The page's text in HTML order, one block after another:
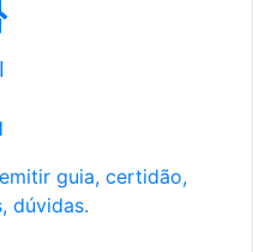
guia, certidão,
dúvidas.